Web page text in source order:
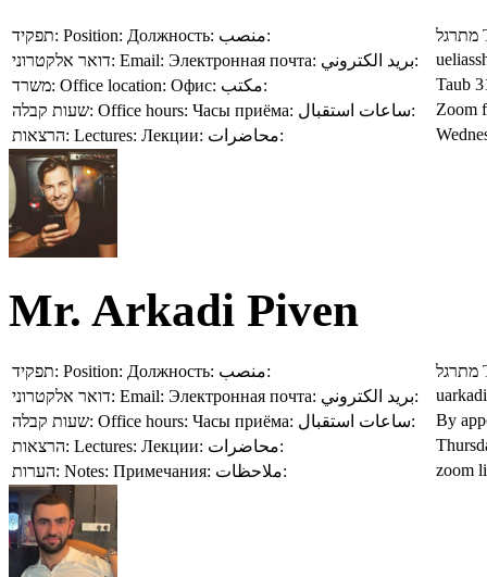
תפקיד: Position: Должность: منصب: מתרגל
דואר אלקטרוני: Email: Электронная почта: بريد الكتروني:
משרד: Office location: Офис: مكتب:
Taub
שעות קבלה: Office hours: Часы приёма: ساعات استقبال:
Zoom
הרצאות: Lectures: Лекции: محاضرات:
Mr. Arkadi Piven
תפקיד: Position: Должность: منصب: מתרגל
דואר אלקטרוני: Email: Электронная почта: بريد الكتروني:
שעות קבלה: Office hours: Часы приёма: ساعات استقبال:
By
הרצאות: Lectures: Лекции: محاضرات:
הערות: Notes: Примечания: ملاحظات: zoom